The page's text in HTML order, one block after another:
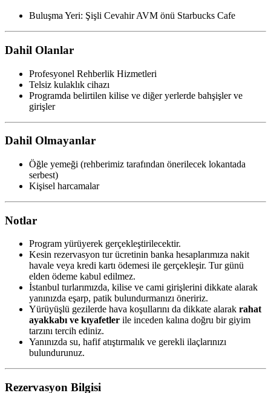
Buluşma Yeri: Şişli Cevahir AVM önü Starbucks Cafe
Dahil Olanlar
Profesyonel Rehberlik Hizmetleri
Telsiz kulaklık cihazı
Programda belirtilen kilise ve diğer yerlerde bahşişler ve
girişler
Dahil Olmayanlar
Öğle yemeği (rehberimiz tarafından önerilecek lokantada
serbest)
Kişisel harcamalar
Notlar
Program yürüyerek gerçekleştirilecektir.
Kesin rezervasyon tur ücretinin banka hesaplarımıza nakit
havale veya kredi kartı ödemesi ile gerçekleşir. Tur günü
elden ödeme kabul edilmez.
İstanbul turlarımızda, kilise ve cami girişlerini dikkate alarak
yanınızda eşarp, patik bulundurmanızı öneririz.
Yürüyüşlü gezilerde hava koşullarını da dikkate alarak rahat
ayakkabı ve kıyafetler ile inceden kalına doğru bir giyim
tarzını tercih ediniz.
Yanınızda su, hafif atıştırmalık ve gerekli ilaçlarınızı
bulundurunuz.
Rezervasyon Bilgisi